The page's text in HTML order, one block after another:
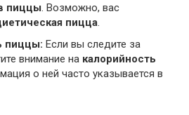
пиццы . Возможно, вас
пицца
пиццы: Если вы следите за
внимание на калорийность
о ней часто указывается в